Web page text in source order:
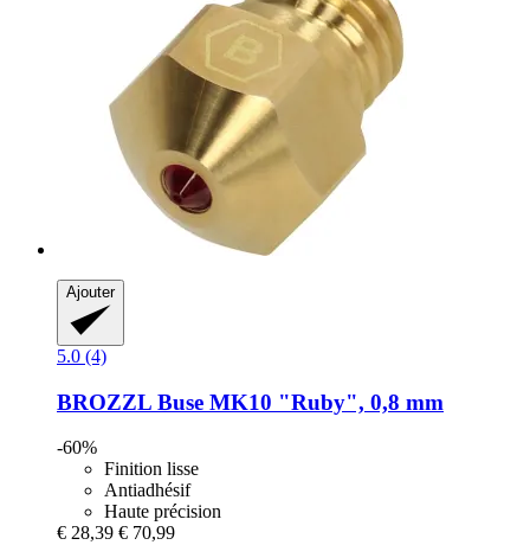
Ajouter
5.0 (4)
BROZZL Buse MK10 "Ruby", 0,8 mm
-60%
Finition lisse
Antiadhésif
Haute précision
€ 28,39 € 70,99